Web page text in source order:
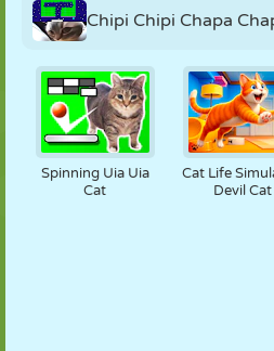
Chipi Chipi Chapa
Spinning Uia Uia
Cat
Cat Life
Devil Cat